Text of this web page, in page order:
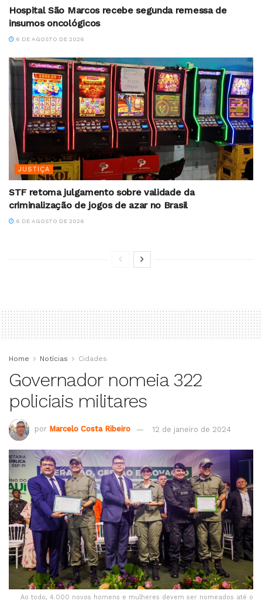
Hospital São Marcos recebe segunda remessa de
insumos oncológicos
6 DE AGOSTO DE 2026
JUSTIÇA
STF retoma julgamento sobre validade da
criminalização de jogos de azar no Brasil
6 DE AGOSTO DE 2026
Home Notícias Cidades
Governador nomeia 322
policiais militares
por Marcelo Costa Ribeiro 12 de janeiro de 2024
Ao todo, 4.000 novos homens e mulheres devem ser nomeados até o